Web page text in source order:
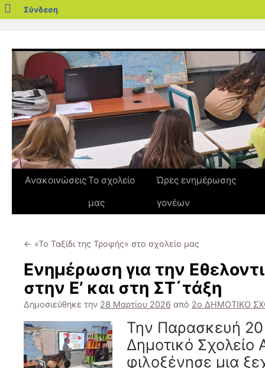
blogs.sch.gr
Σύνδεση
περιεχόμενο
ΑνακοινώσειςΤο σχολείο
μας
Ώρες ενημέρωσης
γονέων
← «Το Ταξίδι της Τροφής» στο σχολείο μας
Ενημέρωση για την
στην Ε’ και στη ΣΤ΄τάξη
Δημοσιεύθηκε την 28 Μαρτίου 2026 από 2ο ΔΗΜΟΤΙΚΟ
Την Παρασκευή
Δημοτικό
φιλοξένησε μια